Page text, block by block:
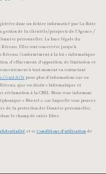
dans un fichier informatisé par La Boite
gestion de la clientèle/prospects de l'Agence /
personnelles. La base légale du
Elles sont conservées jusqu'à
Réseau. Conformément à la loi « informatique
d’effacement, d’opposition, de limitation et
à tout moment en contactant
cnil.fr/fr pour plus d’informations sur vos
que vos droits « Informatique et
réclamation à la CNIL. Nous vous informons
« Bloctel », sur laquelle vous pouvez
de la protection des Données personnelles,
dans le champ de saisie libre.
et es Conditions d'utilisation de